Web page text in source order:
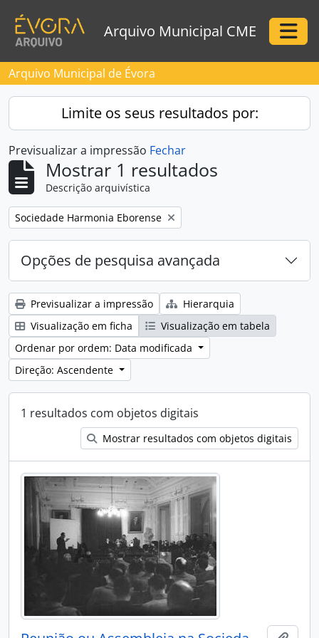
Arquivo Municipal CME
Arquivo Municipal de Évora
Limite os seus resultados por:
Previsualizar a impressão Fechar
Mostrar 1 resultados
Descrição arquivística
Remove filter:
Sociedade Harmonia Eborense
Opções de pesquisa avançada
Previsualizar a impressão
Hierarquia
Visualização em ficha
Visualização em tabela
Ordenar por ordem: Data modificada
Direção: Ascendente
1 resultados com objetos digitais
Mostrar resultados com objetos digitais